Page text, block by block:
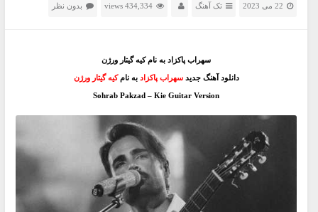
22 می 2023 تک آهنگ 434,334 views بدون نظر
سهراب پاکزاد به نام کیه گیتار ورژن
دانلود آهنگ جدید سهراب پاکزاد به نامکیه گیتار ورژن
Sohrab Pakzad – Kie Guitar Version